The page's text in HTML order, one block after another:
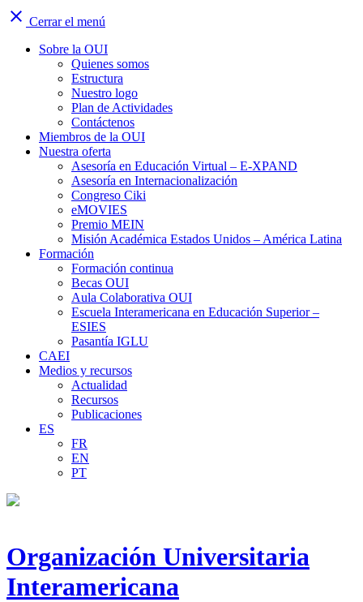
close Cerrar el menú
Sobre la OUI
Quienes somos
Estructura
Nuestro logo
Plan de Actividades
Contáctenos
Miembros de la OUI
Nuestra oferta
Asesoría en Educación Virtual – E-XPAND
Asesoría en Internacionalización
Congreso Ciki
eMOVIES
Premio MEIN
Misión Académica Estados Unidos – América Latina
Formación
Formación continua
Becas OUI
Aula Colaborativa OUI
Escuela Interamericana en Educación Superior –
ESIES
Pasantía IGLU
CAEI
Medios y recursos
Actualidad
Recursos
Publicaciones
ES
FR
EN
PT
Organización Universitaria
Interamericana